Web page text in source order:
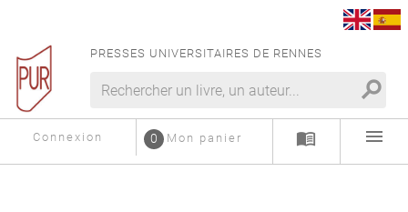
PRESSES UNIVERSITAIRES DE RENNES
search
Connexion Mon panier
0 menu_book menu